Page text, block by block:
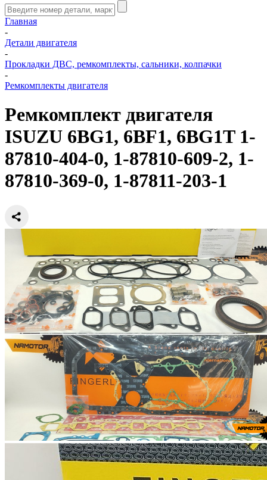
Главная
-
Детали двигателя
-
Прокладки ДВС, ремкомплекты, сальники, колпачки
-
Ремкомплекты двигателя
Ремкомплект двигателя
ISUZU 6BG1, 6BF1, 6BG1T 1-
87810-404-0, 1-87810-609-2, 1-
87810-369-0, 1-87811-203-1